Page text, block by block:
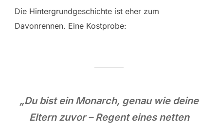
Die Hintergrundgeschichte ist eher zum
Davonrennen. Eine Kostprobe:
„Du bist ein Monarch, genau wie deine
Eltern zuvor – Regent eines netten